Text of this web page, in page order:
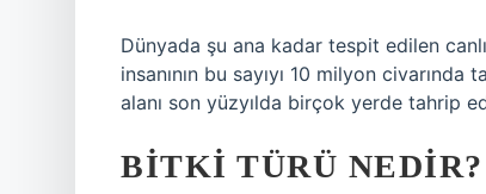
Dünyada şu ana kadar tespit edilen
insanının bu sayıyı 10 milyon
alanı son yüzyılda birçok yerde tahrip
BITKI TÜRÜ NEDIR?